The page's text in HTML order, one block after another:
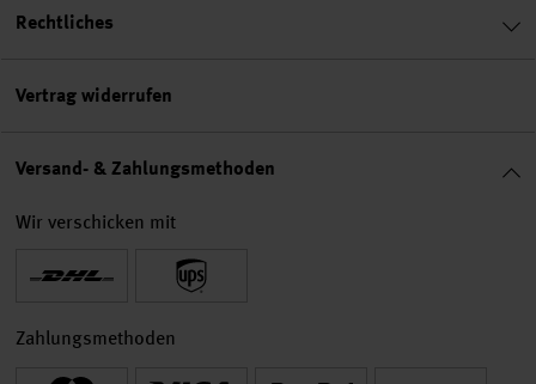
Rechtliches
Vertrag widerrufen
Versand- & Zahlungsmethoden
Wir verschicken mit
Zahlungsmethoden